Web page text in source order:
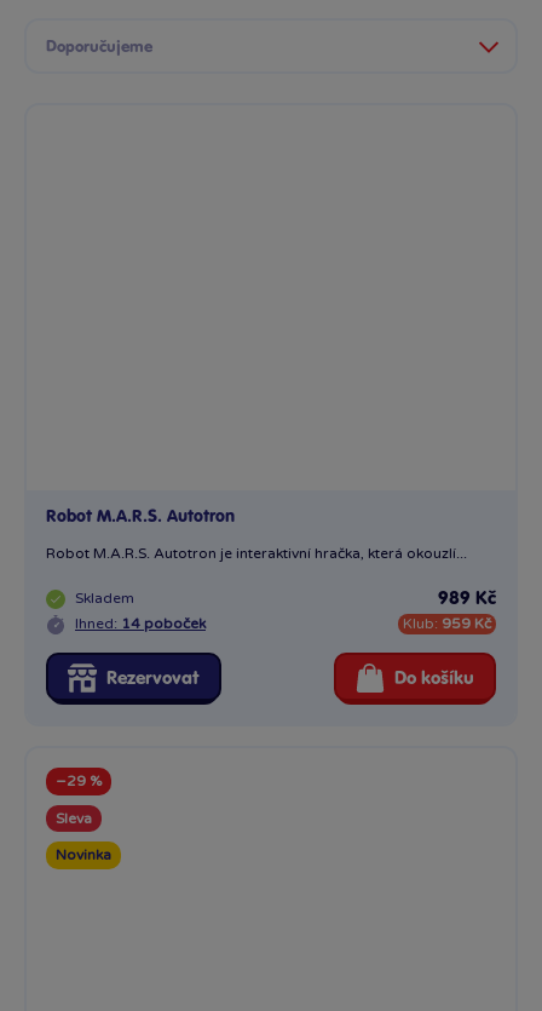
Robot M.A.R.S. Autotron
Robot M.A.R.S. Autotron je interaktivní hračka, která okouzlí...
Skladem
Ihned: 14 poboček
989 Kč
Klub: 959 Kč
Rezervovat Do košíku
−29 %
Sleva
Novinka